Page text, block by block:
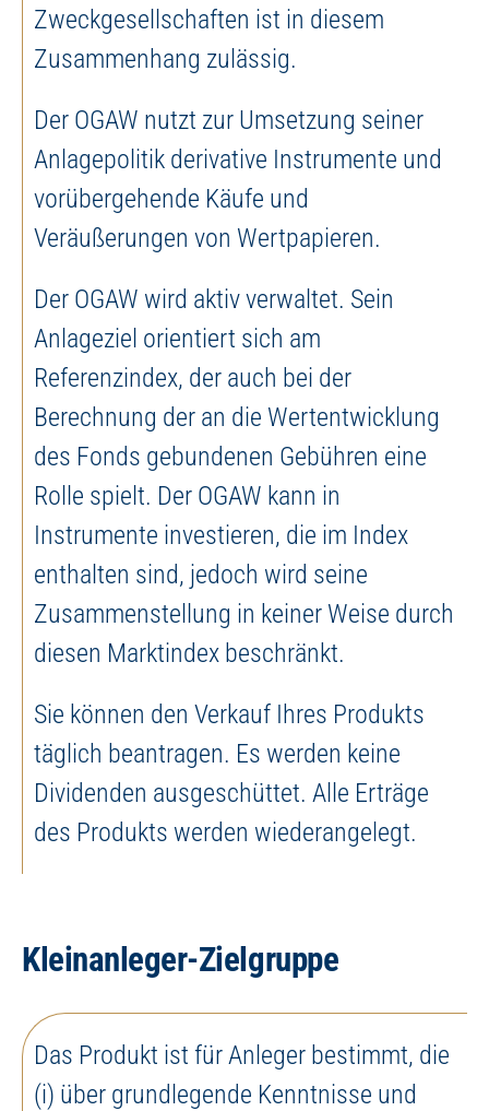
Zweckgesellschaften ist in diesem
Zusammenhang zulässig.
Der OGAW nutzt zur Umsetzung seiner
Anlagepolitik derivative Instrumente und
vorübergehende Käufe und
Veräußerungen von Wertpapieren.
Der OGAW wird aktiv verwaltet. Sein
Anlageziel orientiert sich am
Referenzindex, der auch bei der
Berechnung der an die Wertentwicklung
des Fonds gebundenen Gebühren eine
Rolle spielt. Der OGAW kann in
Instrumente investieren, die im Index
enthalten sind, jedoch wird seine
Zusammenstellung in keiner Weise durch
diesen Marktindex beschränkt.
Sie können den Verkauf Ihres Produkts
täglich beantragen. Es werden keine
Dividenden ausgeschüttet. Alle Erträge
des Produkts werden wiederangelegt.
Kleinanleger-Zielgruppe
Das Produkt ist für Anleger bestimmt, die
(i) über grundlegende Kenntnisse und